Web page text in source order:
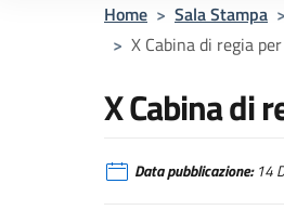
Home > Sala Stampa >
> X Cabina di regia
X Cabina di
Data pubblicazione:14